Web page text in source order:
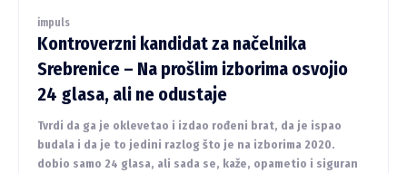
impuls
Kontroverzni kandidat za načelnika
Srebrenice – Na prošlim izborima osvojio
24 glasa, ali ne odustaje
Tvrdi da ga je oklevetao i izdao rođeni brat, da je ispao
budala i da je to jedini razlog što je na izborima 2020.
dobio samo 24 glasa, ali sada se, kaže, opametio i siguran